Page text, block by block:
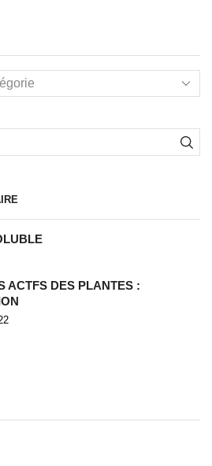
ACTFS DES PLANTES :